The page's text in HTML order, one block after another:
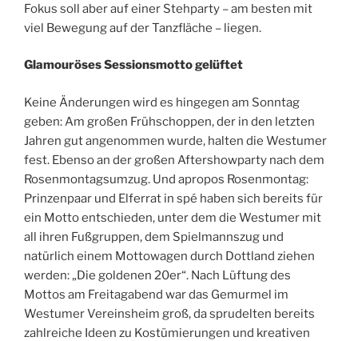
Fokus soll aber auf einer Stehparty – am besten mit
viel Bewegung auf der Tanzfläche – liegen.
Glamouröses Sessionsmotto gelüftet
Keine Änderungen wird es hingegen am Sonntag
geben: Am großen Frühschoppen, der in den letzten
Jahren gut angenommen wurde, halten die Westumer
fest. Ebenso an der großen Aftershowparty nach dem
Rosenmontagsumzug. Und apropos Rosenmontag:
Prinzenpaar und Elferrat in spé haben sich bereits für
ein Motto entschieden, unter dem die Westumer mit
all ihren Fußgruppen, dem Spielmannszug und
natürlich einem Mottowagen durch Dottland ziehen
werden: „Die goldenen 20er“. Nach Lüftung des
Mottos am Freitagabend war das Gemurmel im
Westumer Vereinsheim groß, da sprudelten bereits
zahlreiche Ideen zu Kostümierungen und kreativen